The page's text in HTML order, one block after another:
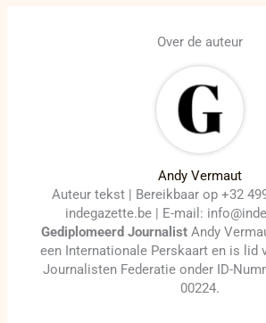
Over de auteur
Andy Vermaut
Auteur tekst | Bereikbaar op +32
indegazette.be | E-mail:
Gediplomeerd Journalist Andy
een Internationale Perskaart en is lid
Journalisten Federatie onder ID-
00224.